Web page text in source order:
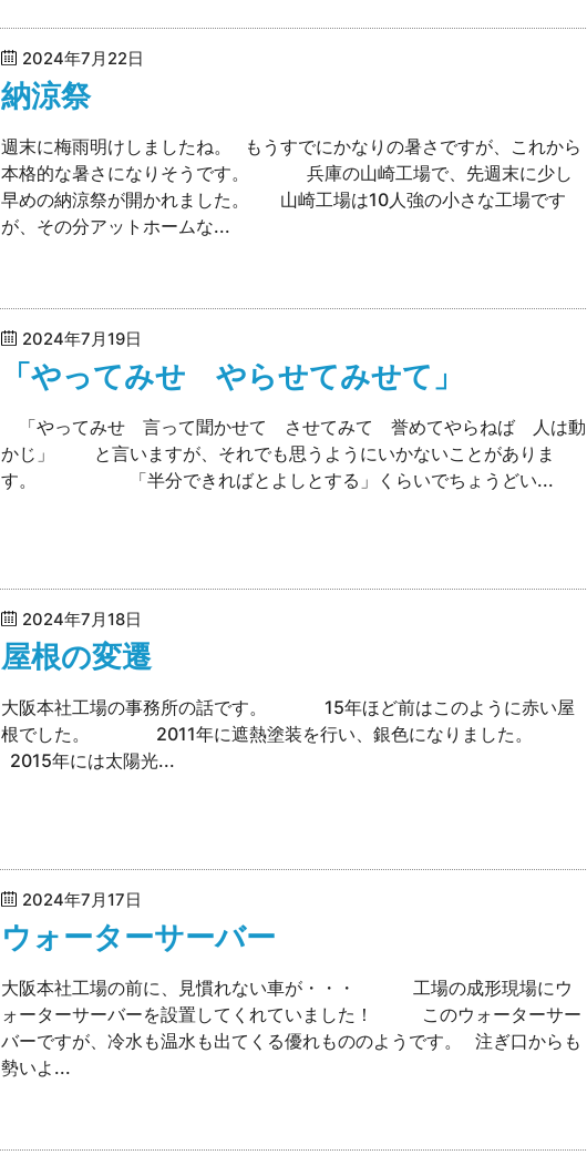
2024年7月22日
納涼祭
週末に梅雨明けしましたね。 もうすでにかなりの暑さですが、これから
本格的な暑さになりそうです。 兵庫の山崎工場で、先週末に少し
早めの納涼祭が開かれました。 山崎工場は10人強の小さな工場です
が、その分アットホームな...
2024年7月19日
「やってみせ やらせてみせて」
「やってみせ 言って聞かせて させてみて 誉めてやらねば 人は動
かじ」 と言いますが、それでも思うようにいかないことがありま
す。 「半分できればとよしとする」くらいでちょうどい...
2024年7月18日
屋根の変遷
大阪本社工場の事務所の話です。 15年ほど前はこのように赤い屋
根でした。 2011年に遮熱塗装を行い、銀色になりました。
2015年には太陽光...
2024年7月17日
ウォーターサーバー
大阪本社工場の前に、見慣れない車が・・・ 工場の成形現場にウ
ォーターサーバーを設置してくれていました！ このウォーターサー
バーですが、冷水も温水も出てくる優れもののようです。 注ぎ口からも
勢いよ...